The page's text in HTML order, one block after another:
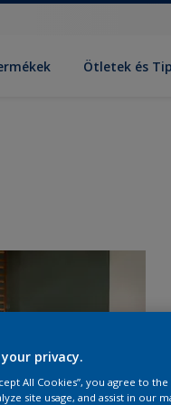
Ötletek és
privacy.
All Cookies”, you agree to
site usage, and assist in our